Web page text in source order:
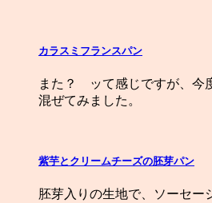
カラスミフランスパン
また？ ッて感じですが、今
混ぜてみました。
紫芋とクリームチーズの胚芽パン
胚芽入りの生地で、ソーセー